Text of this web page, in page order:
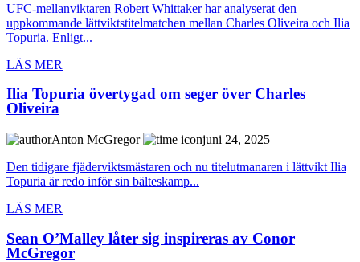
UFC-mellanviktaren Robert Whittaker har analyserat den
uppkommande lättviktstitelmatchen mellan Charles Oliveira och Ilia
Topuria. Enligt...
LÄS MER
Ilia Topuria övertygad om seger över Charles
Oliveira
Anton McGregor
juni 24, 2025
Den tidigare fjäderviktsmästaren och nu titelutmanaren i lättvikt Ilia
Topuria är redo inför sin bälteskamp...
LÄS MER
Sean O’Malley låter sig inspireras av Conor
McGregor